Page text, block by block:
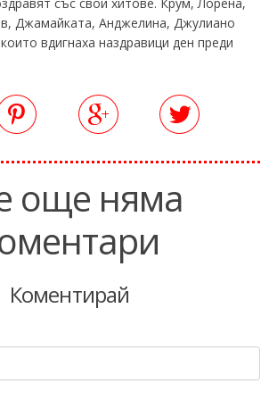
Джамайката, Анджелина, Джулиано
вдигнаха наздравици ден преди
още няма
Коментирай